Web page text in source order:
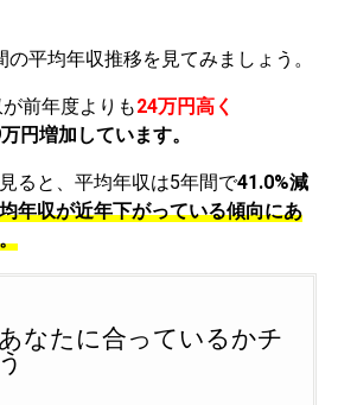
平均年収推移を見てみましょう。
前年度よりも24万円高く
円増加しています。
ると、平均年収は5年間で41.0%減
年収が近年下がっている傾向にあ
なたに合っているかチ